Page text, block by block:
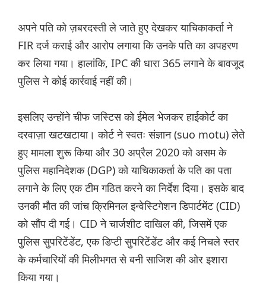
अपने पति को ज़बरदस्ती ले जाते हुए देखकर याचिकाकर्ता ने
FIR दर्ज कराई और आरोप लगाया कि उनके पति का अपहरण
कर लिया गया। हालांकि, IPC की धारा 365 लगाने के बावजूद
पुलिस ने कोई कार्रवाई नहीं की।
इसलिए उन्होंने चीफ जस्टिस को ईमेल भेजकर हाईकोर्ट का
दरवाज़ा खटखटाया। कोर्ट ने स्वतः संज्ञान (suo motu) लेते
हुए मामला शुरू किया और 30 अप्रैल 2020 को असम के
पुलिस महानिदेशक (DGP) को याचिकाकर्ता के पति का पता
लगाने के लिए एक टीम गठित करने का निर्देश दिया। इसके बाद
उनकी मौत की जांच क्रिमिनल इन्वेस्टिगेशन डिपार्टमेंट (CID)
को सौंप दी गई। CID ने चार्जशीट दाखिल की, जिसमें एक
पुलिस सुपरिटेंडेंट, एक डिप्टी सुपरिटेंडेंट और कई निचले स्तर
के कर्मचारियों की मिलीभगत से बनी साजिश की ओर इशारा
किया गया।